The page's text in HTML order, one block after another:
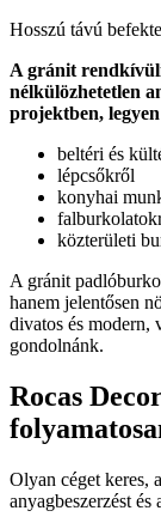
Hosszú távú
A gránit
nélkülözhetetlen
projektben, legyen
beltéri és
lépcsőkről
konyhai
közterületi
A gránit
hanem jelentősen
divatos és modern,
gondolnánk.
Rocas
Olyan céget keres,
anyagbeszerzést